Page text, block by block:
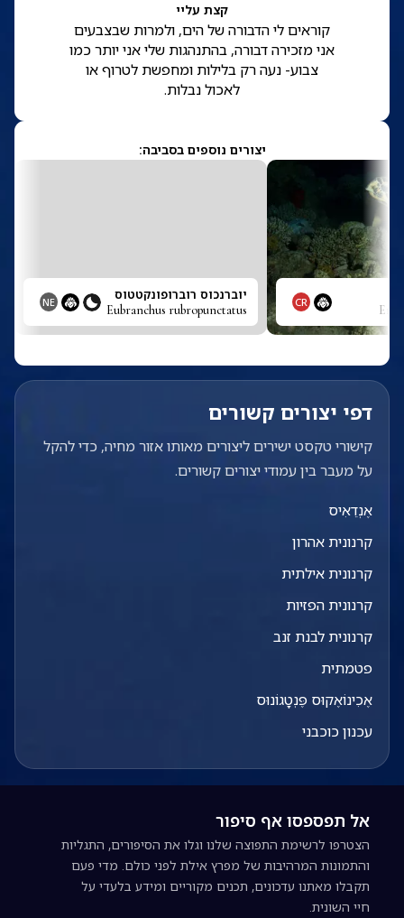
קצת עליי
קוראים לי הדבורה של הים, ולמרות שבצבעים
אני מזכירה דבורה, בהתנהגות שלי אני יותר כמו
צבוע- נעה רק בלילות ומחפשת לטרוף או
לאכול נבלות.
יצורים נוספים בסביבה:
CR יוברנכוס רוברופונקטטוס
Eubranchus rubropunctatus
NE
דפי יצורים קשורים
קישורי טקסט ישירים ליצורים מאותו אזור מחיה, כדי להקל
על מעבר בין עמודי יצורים קשורים.
אֶנְדֵאִיס
קרנונית אהרון
קרנונית אילתית
קרנונית הפזיות
קרנונית לבנת זנב
פטמתית
אֶכִינוֹאֶקוּס פֶּנְטָגוֹנוּס
עכנון כוכבני
אל תפספסו אף סיפור
הצטרפו לרשימת התפוצה שלנו וגלו את הסיפורים, התגליות
והתמונות המרהיבות של מפרץ אילת לפני כולם. מדי פעם
תקבלו מאתנו עדכונים, תכנים מקוריים ומידע בלעדי על
חיי השונית.